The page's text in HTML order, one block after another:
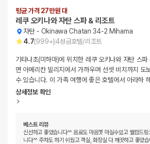
평균 가격 27만원 대
레쿠 오키나와 자탄 스파 & 리조트
자탄- Okinawa Chatan 34-2 Mihama
4.7(999+)4성급호텔/리조트
기타나초(미하마)에 위치한 레쿠 오키나와 자탄 스
면 아메리칸 빌리지에서 가까우며 선셋 비치까지 도
수 있습니다. 이 가족 여행에 좋은 호텔에서 아라하
상세정보 확인
베스트 리뷰
신선하고 좋았습니다^^ 음료도 마음껏 마실수있고 웰컴드
니다^^ 주차도 하기 쉬웠고 객실, 화장실 다 깨끗하고 좋았